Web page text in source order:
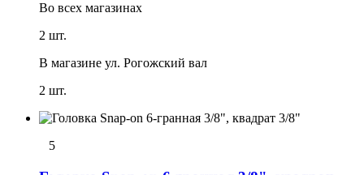
Во всех магазинах
2 шт.
В магазине ул. Рогожский вал
2 шт.
5